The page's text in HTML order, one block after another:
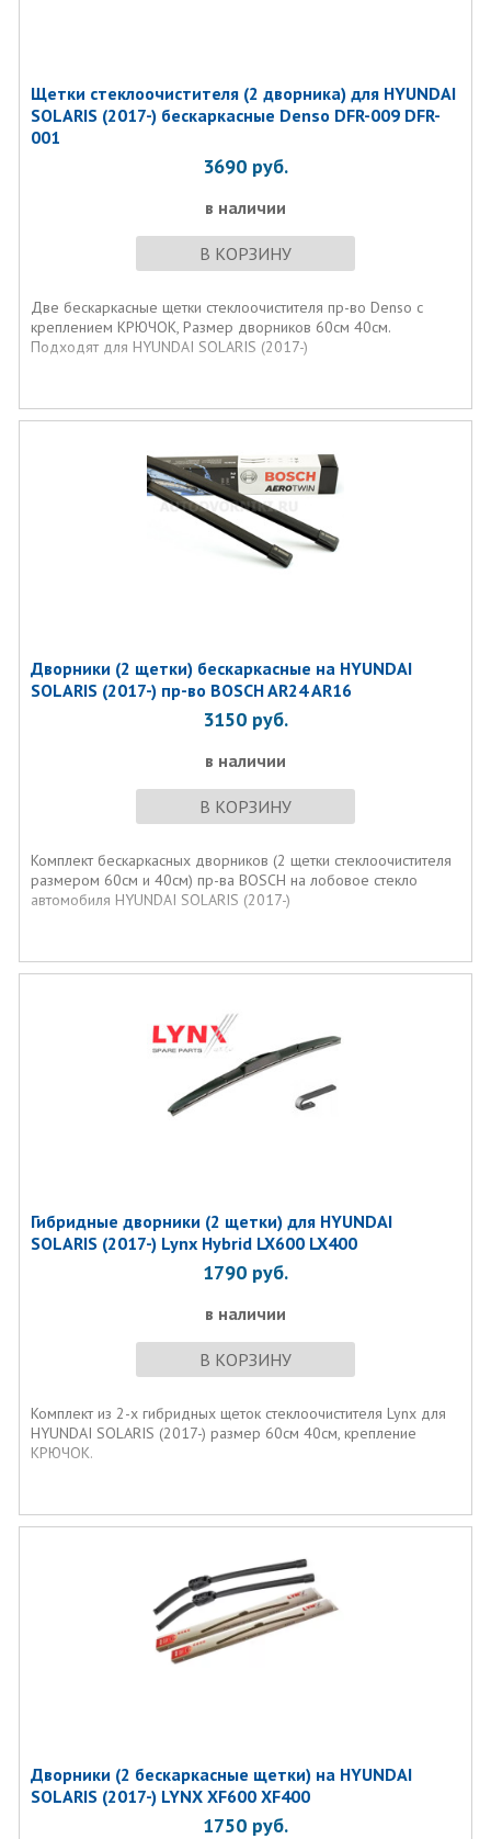
Щетки стеклоочистителя (2 дворника) для HYUNDAI
SOLARIS (2017-) бескаркасные Denso DFR-009 DFR-
001
3690 руб.
в наличии
В КОРЗИНУ
Две бескаркасные щетки стеклоочистителя пр-во Denso с
креплением КРЮЧОК, Размер дворников 60см 40см.
Подходят для HYUNDAI SOLARIS (2017-)
Дворники (2 щетки) бескаркасные на HYUNDAI
SOLARIS (2017-) пр-во BOSCH AR24 AR16
3150 руб.
в наличии
В КОРЗИНУ
Комплект бескаркаcных дворников (2 щетки стеклоочистителя
размером 60см и 40см) пр-ва BOSCH на лобовое стекло
автомобиля HYUNDAI SOLARIS (2017-)
Гибридные дворники (2 щетки) для HYUNDAI
SOLARIS (2017-) Lynx Hybrid LX600 LX400
1790 руб.
в наличии
В КОРЗИНУ
Комплект из 2-х гибридных щеток стеклоочистителя Lynx для
HYUNDAI SOLARIS (2017-) размер 60см 40см, крепление
КРЮЧОК.
Дворники (2 бескаркасные щетки) на HYUNDAI
SOLARIS (2017-) LYNX XF600 XF400
1750 руб.